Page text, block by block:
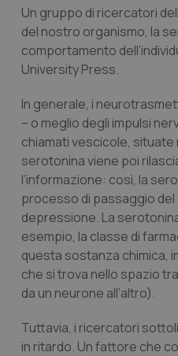
Un gruppo di ricercatori
del nostro organismo, la
comportamento
University Press.
In generale, i
– o meglio degli impulsi
chiamati vescicole, situate
serotonina viene poi
l’informazione: così, la
processo di passaggio
depressione. La
esempio, la classe di
questa sostanza chimica,
che si trova nello spazio
da un neurone all’altro).
Tuttavia, i ricercatori
in ritardo. Un fattore che